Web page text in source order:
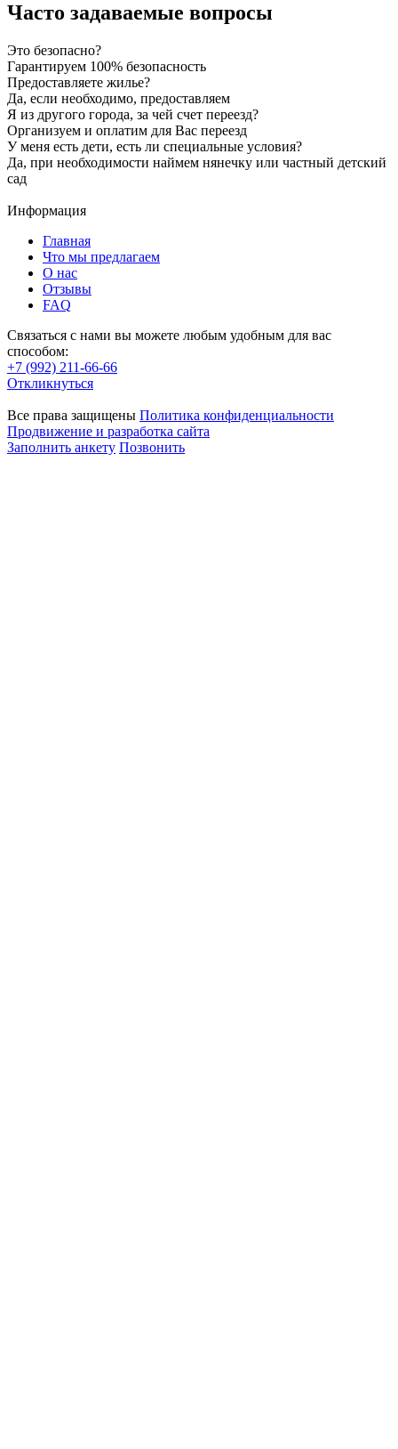
Часто задаваемые вопросы
Это безопасно?
Гарантируем 100% безопасность
Предоставляете жилье?
Да, если необходимо, предоставляем
Я из другого города, за чей счет переезд?
Организуем и оплатим для Вас переезд
У меня есть дети, есть ли специальные условия?
Да, при необходимости наймем нянечку или частный детский
сад
Информация
Главная
Что мы предлагаем
О нас
Отзывы
FAQ
Связаться с нами вы можете любым удобным для вас
способом:
+7 (992) 211-66-66
Откликнуться
Все права защищены Политика конфиденциальности
Продвижение и разработка сайта
Заполнить анкету Позвонить